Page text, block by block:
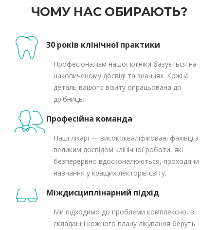
ЧОМУ НАС ОБИРАЮТЬ?
30 років клінічної практики
Професіоналізм нашої клініки базується на
накопиченому досвіді та знаннях. Кожна
деталь вашого візиту опрацьована до
дрібниць.
Професійна команда
Наші лікарі — висококваліфіковані фахівці з
великим досвідом клінічної роботи, які
безперервно вдосконалюються, проходячи
навчання у кращих лекторів світу.
Міждисциплінарний підхід
Ми підходимо до проблеми комплексно, в
складанні кожного плану лікування беруть